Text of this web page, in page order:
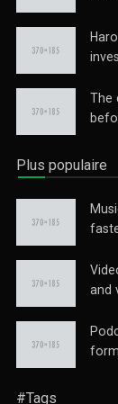
The
Plus populaire
and
#Tags